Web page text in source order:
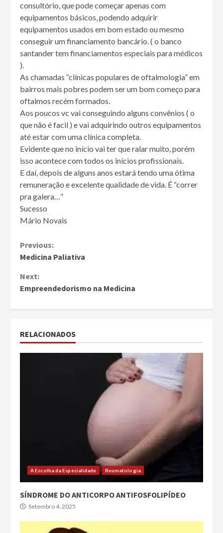
consultório, que pode começar apenas com
equipamentos básicos, podendo adquirir
equipamentos usados em bom estado ou mesmo
conseguir um financiamento bancário. ( o banco
santander tem financiamentos especiais para médicos
).
As chamadas “clínicas populares de oftalmologia” em
bairros mais pobres podem ser um bom começo para
oftalmos recém formados.
Aos poucos vc vai conseguindo alguns convênios ( o
que não é facil ) e vai adquirindo outros equipamentos
até estar com uma clínica completa.
Evidente que no início vai ter que ralar muito, porém
isso acontece com todos os inícios profissionais.
E daí, depois de alguns anos estará tendo uma ótima
remuneração e excelente qualidade de vida. É “correr
pra galera…”
Sucesso
Mário Novais
Continue
Previous:
Medicina Paliativa
Next:
Empreendedorismo na Medicina
RELACIONADOS
A Escolha da Especialidade Reumatologia
SÍNDROME DO ANTICORPO ANTIFOSFOLIPÍDEO
Setembro 4, 2025